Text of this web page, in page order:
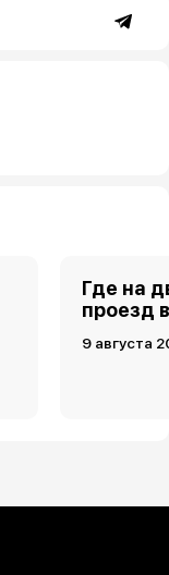
Где на
проезд
9 августа